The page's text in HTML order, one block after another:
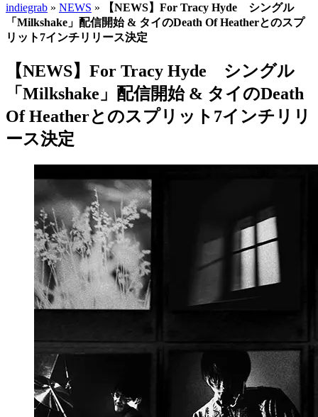
indiegrab » NEWS »
【NEWS】For Tracy Hyde シングル
「Milkshake」配信開始 & タイのDeath Of Heatherとのスプ
リット7インチリリース決定
【NEWS】For Tracy Hyde シングル
「Milkshake」配信開始 & タイのDeath
Of Heatherとのスプリット7インチリリ
ース決定